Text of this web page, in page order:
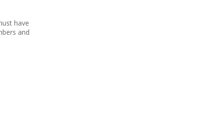
have
and